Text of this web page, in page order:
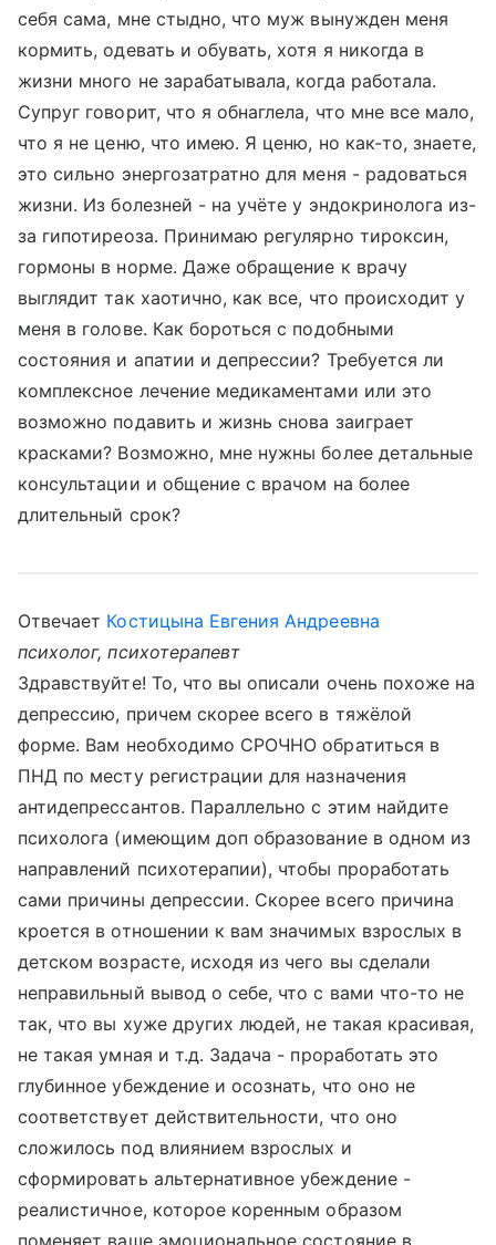
себя сама, мне стыдно, что муж вынужден меня
кормить, одевать и обувать, хотя я никогда в
жизни много не зарабатывала, когда работала.
Супруг говорит, что я обнаглела, что мне все мало,
что я не ценю, что имею. Я ценю, но как-то, знаете,
это сильно энергозатратно для меня - радоваться
жизни. Из болезней - на учёте у эндокринолога из-
за гипотиреоза. Принимаю регулярно тироксин,
гормоны в норме. Даже обращение к врачу
выглядит так хаотично, как все, что происходит у
меня в голове. Как бороться с подобными
состояния и апатии и депрессии? Требуется ли
комплексное лечение медикаментами или это
возможно подавить и жизнь снова заиграет
красками? Возможно, мне нужны более детальные
консультации и общение с врачом на более
длительный срок?
Отвечает Костицына Евгения Андреевна
психолог, психотерапевт
Здравствуйте! То, что вы описали очень похоже на
депрессию, причем скорее всего в тяжёлой
форме. Вам необходимо СРОЧНО обратиться в
ПНД по месту регистрации для назначения
антидепрессантов. Параллельно с этим найдите
психолога (имеющим доп образование в одном из
направлений психотерапии), чтобы проработать
сами причины депрессии. Скорее всего причина
кроется в отношении к вам значимых взрослых в
детском возрасте, исходя из чего вы сделали
неправильный вывод о себе, что с вами что-то не
так, что вы хуже других людей, не такая красивая,
не такая умная и т.д. Задача - проработать это
глубинное убеждение и осознать, что оно не
соответствует действительности, что оно
сложилось под влиянием взрослых и
сформировать альтернативное убеждение -
реалистичное, которое коренным образом
поменяет ваше эмоциональное состояние в